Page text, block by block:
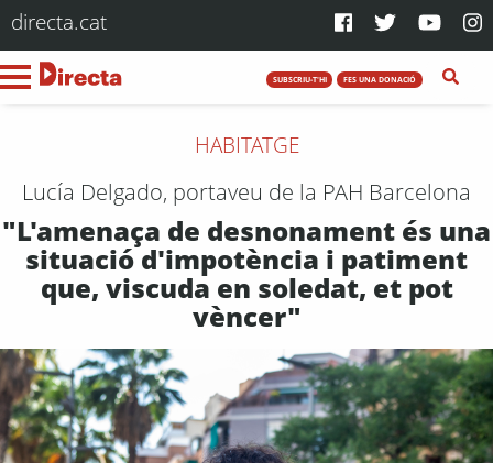
directa.cat
SUBSCRIU-T'HI FES UNA DONACIÓ
HABITATGE
Lucía Delgado, portaveu de la PAH Barcelona
"L'amenaça de desnonament és una
situació d'impotència i patiment
que, viscuda en soledat, et pot
vèncer"